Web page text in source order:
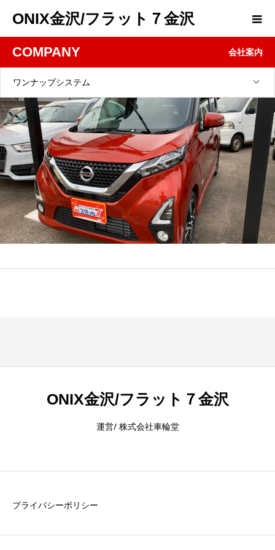
ONIX金沢/フラット７金沢
COMPANY 会社案内
ワンナップシステム
ONIX金沢/フラット７金沢
運営/ 株式会社車輪堂
プライバシーポリシー